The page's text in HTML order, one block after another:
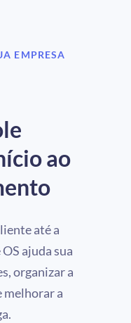
EMPRESA
ao
até a
ajuda sua
organizar a
melhorar a